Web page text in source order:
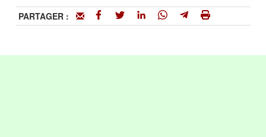
PARTAGER :